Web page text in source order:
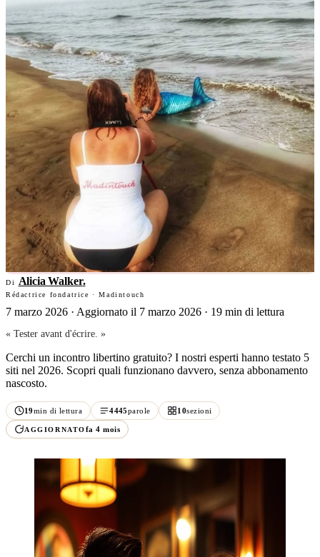
Di Alicia Walker.
Rédactrice fondatrice · Madintouch
7 marzo 2026 · Aggiornato il 7 marzo 2026 · 19 min di lettura
« Tester avant d'écrire. »
Cerchi un incontro libertino gratuito? I nostri esperti hanno testato 5
siti nel 2026. Scopri quali funzionano davvero, senza abbonamento
nascosto.
19min di lettura 4445parole 10sezioni
AGGIORNATOfa 4 mois